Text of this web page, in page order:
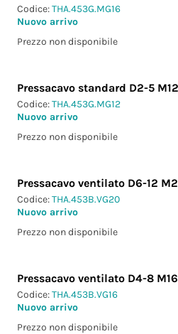
Codice:THA.453G.MG16
Nuovo arrivo
Prezzo non disponibile
Pressacavo standard D2-5
Codice:THA.453G.MG12
Nuovo arrivo
Prezzo non disponibile
Pressacavo ventilato D6-12
Codice:THA.453B.VG20
Nuovo arrivo
Prezzo non disponibile
Pressacavo ventilato D4-8
Codice:THA.453B.VG16
Nuovo arrivo
Prezzo non disponibile